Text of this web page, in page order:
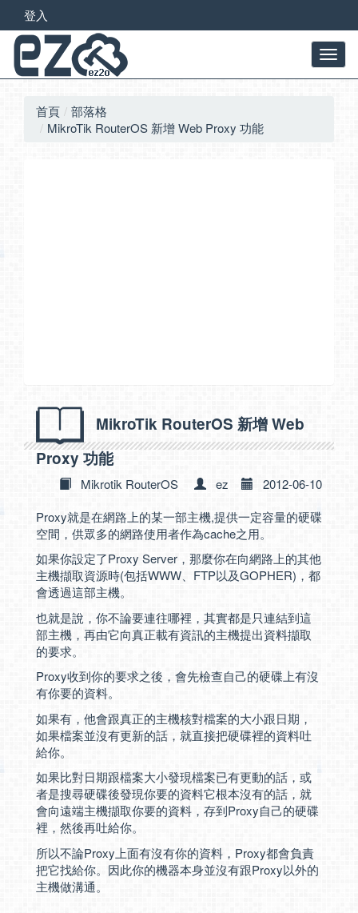
登入
首頁
部落格
MikroTik RouterOS 新增 Web Proxy 功能
MikroTik RouterOS 新增 Web
Proxy 功能
Mikrotik RouterOS ez
2012-06-10
Proxy就是在網路上的某一部主機,提供一定容量的硬碟
空間，供眾多的網路使用者作為cache之用。
如果你設定了Proxy Server，那麼你在向網路上的其他
主機擷取資源時(包括WWW、FTP以及GOPHER)，都
會透過這部主機。
也就是說，你不論要連往哪裡，其實都是只連結到這
部主機，再由它向真正載有資訊的主機提出資料擷取
的要求。
Proxy收到你的要求之後，會先檢查自己的硬碟上有沒
有你要的資料。
如果有，他會跟真正的主機核對檔案的大小跟日期，
如果檔案並沒有更新的話，就直接把硬碟裡的資料吐
給你。
如果比對日期跟檔案大小發現檔案已有更動的話，或
者是搜尋硬碟後發現你要的資料它根本沒有的話，就
會向遠端主機擷取你要的資料，存到Proxy自己的硬碟
裡，然後再吐給你。
所以不論Proxy上面有沒有你的資料，Proxy都會負責
把它找給你。因此你的機器本身並沒有跟Proxy以外的
主機做溝通。